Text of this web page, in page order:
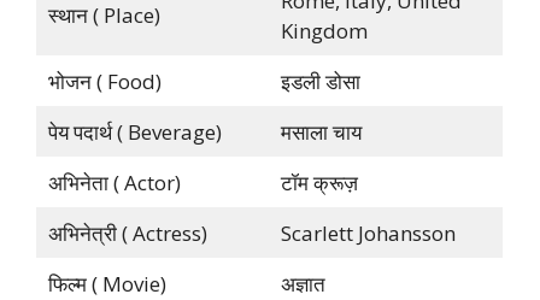
स्थान ( Place)
Kingdom
भोजन ( Food)
इडली डोसा
पेय पदार्थ ( Beverage)
मसाला चाय
अभिनेता ( Actor)
टॉम क्रूज़
अभिनेत्री ( Actress)
Scarlett Johansson
फिल्म ( Movie)
अज्ञात